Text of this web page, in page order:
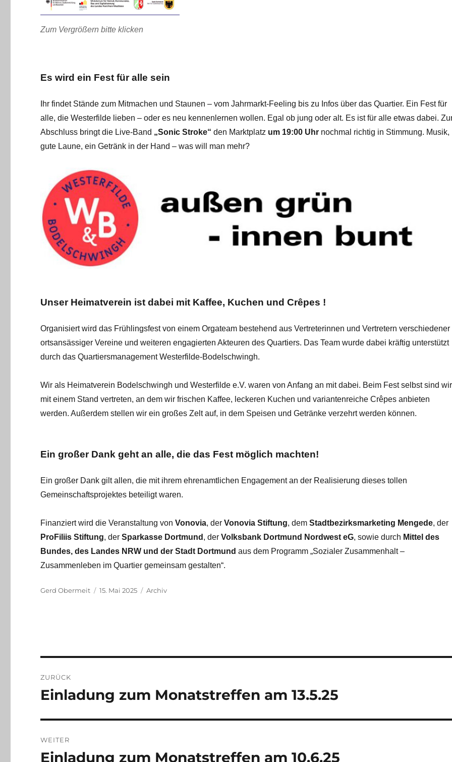
Zum Vergrößern bitte klicken
Es wird ein Fest für alle sein
Ihr findet Stände zum Mitmachen und Staunen – vom Jahrmarkt-Feeling bis zu Infos über das Quartier. Ein Fest für
alle, die Westerfilde lieben – oder es neu kennenlernen wollen. Egal ob jung oder alt. Es ist für alle etwas dabei.
Abschluss bringt die Live-Band „Sonic Stroke“ den Marktplatz um 19:00 Uhr nochmal richtig in Stimmung. Musik,
gute Laune, ein Getränk in der Hand – was will man mehr?
Unser Heimatverein ist dabei mit Kaffee, Kuchen und Crêpes !
Organisiert wird das Frühlingsfest von einem Orgateam bestehend aus Vertreterinnen und Vertretern verschiedener
ortsansässiger Vereine und weiteren engagierten Akteuren des Quartiers. Das Team wurde dabei kräftig unterstützt
durch das Quartiersmanagement Westerfilde-Bodelschwingh.
Wir als Heimatverein Bodelschwingh und Westerfilde e.V. waren von Anfang an mit dabei. Beim Fest selbst sind wir
mit einem Stand vertreten, an dem wir frischen Kaffee, leckeren Kuchen und variantenreiche Crêpes anbieten
werden. Außerdem stellen wir ein großes Zelt auf, in dem Speisen und Getränke verzehrt werden können.
Ein großer Dank geht an alle, die das Fest möglich machten!
Ein großer Dank gilt allen, die mit ihrem ehrenamtlichen Engagement an der Realisierung dieses tollen
Gemeinschaftsprojektes beteiligt waren.
Finanziert wird die Veranstaltung vonVonovia, derVonovia Stiftung, demStadtbezirksmarketing Mengede, der
ProFiliis Stiftung, derSparkasse Dortmund , derVolksbank Dortmund Nordwest eG, sowie durch Mittel des
Bundes, des Landes NRW und der Stadt Dortmund aus dem Programm „Sozialer Zusammenhalt –
Zusammenleben im Quartier gemeinsam gestalten“.
Autor
Gerd Obermeit
Veröffentlicht
15. Mai 2025 Kategorien
Archiv
ZURÜCK
Vorheriger
Einladung zum Monatstreffen am 13.5.25
WEITER
Nächster
Einladung zum Monatstreffen am 10.6.25